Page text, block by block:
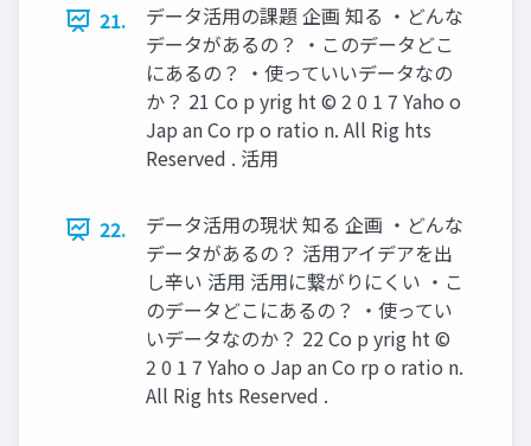
21.
データ活用の課題 企画 知る ・どんな
データがあるの？ ・このデータどこ
にあるの？ ・使っていいデータなの
か？ 21 Co p yrig ht © 2 0 1 7 Yaho o
Jap an Co rp o ratio n. All Rig hts
Reserved . 活用
22.
データ活用の現状 知る 企画 ・どんな
データがあるの？ 活用アイデアを出
し辛い 活用 活用に繋がりにくい ・こ
のデータどこにあるの？ ・使ってい
いデータなのか？ 22 Co p yrig ht ©
2 0 1 7 Yaho o Jap an Co rp o ratio n.
All Rig hts Reserved .